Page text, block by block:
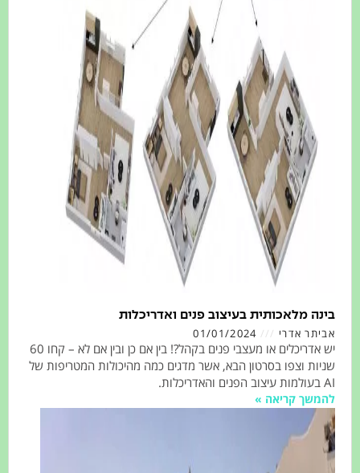
מלאכותית בעיצוב פנים ואדריכלות
אדרי 01/01/2024
יש אדריכלים או מעצבי פנים בקהל?! בין אם כן ובין אם לא – קחו 60
וצפו בסרטון הבא, אשר מדגים כמה מהיכולות המטריפות של
קריאה »